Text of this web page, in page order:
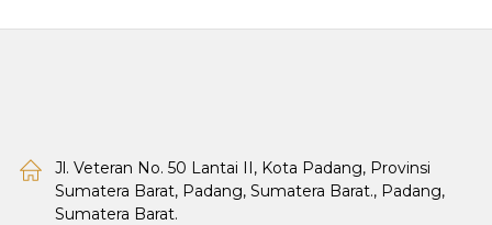
Jl. Veteran No. 50 Lantai II, Kota Padang, Provinsi
Sumatera Barat, Padang, Sumatera Barat., Padang,
Sumatera Barat.